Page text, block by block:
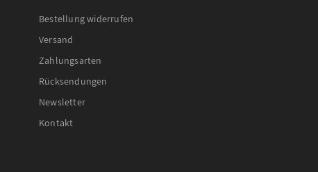
Bestellung widerrufen
Versand
Zahlungsarten
Rücksendungen
Newsletter
Kontakt